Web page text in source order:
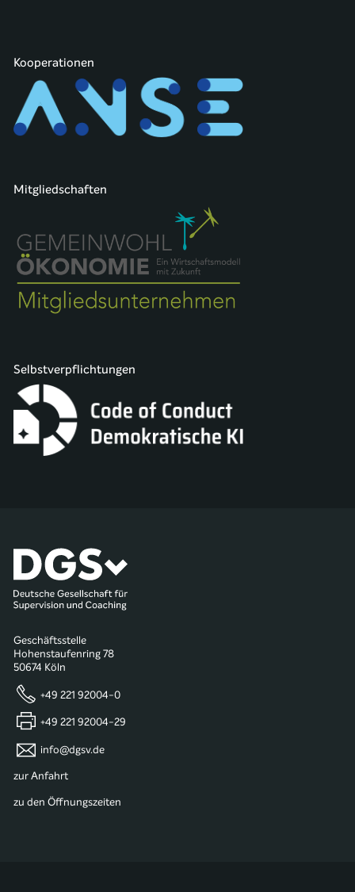
Kooperationen
Mitgliedschaften
Selbstverpflichtungen
Geschäftsstelle
Hohenstaufenring 78
50674 Köln
+49 221 92004-0
+49 221 92004-29
info@dgsv.de
zur Anfahrt
zu den Öffnungszeiten